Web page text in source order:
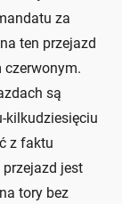
za
ten przejazd
czerwonym.
są
kilkudziesięciu
z faktu
jest
tory bez